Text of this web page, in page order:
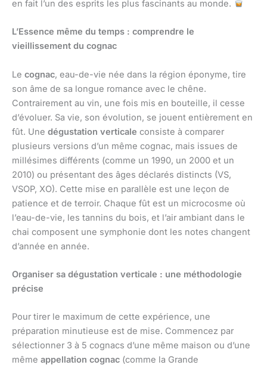
en fait l’un des esprits les plus fascinants au monde.
L’Essence même du temps : comprendre le
vieillissement du cognac
Le cognac, eau-de-vie née dans la région éponyme, tire
son âme de sa longue romance avec le chêne.
Contrairement au vin, une fois mis en bouteille, il cesse
d’évoluer. Sa vie, son évolution, se jouent entièrement en
fût. Une dégustation verticale consiste à comparer
plusieurs versions d’un même cognac, mais issues de
millésimes différents (comme un 1990, un 2000 et un
2010) ou présentant des âges déclarés distincts (VS,
VSOP, XO). Cette mise en parallèle est une leçon de
patience et de terroir. Chaque fût est un microcosme où
l’eau-de-vie, les tannins du bois, et l’air ambiant dans le
chai composent une symphonie dont les notes changent
d’année en année.
Organiser sa dégustation verticale : une méthodologie
précise
Pour tirer le maximum de cette expérience, une
préparation minutieuse est de mise. Commencez par
sélectionner 3 à 5 cognacs d’une même maison ou d’une
même appellation cognac (comme la Grande